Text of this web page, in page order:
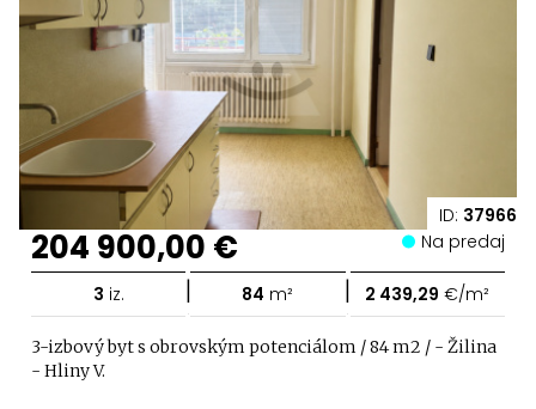
ID: 37966
204 900,00 € Na predaj
3 iz. | 84 m² | 2 439,29 €/m²
3-izbový byt s obrovským potenciálom / 84 m2 / - Žilina
- Hliny V.